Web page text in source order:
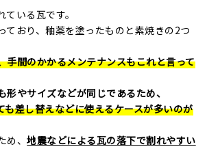
いる瓦です。
ており、釉薬を塗ったものと素焼きの2つ
手間のかかるメンテナンスもこれと言って
形やサイズなどが同じであるため、
も差し替えなどに使えるケースが多いのが
め、地震などによる瓦の落下で割れやすい